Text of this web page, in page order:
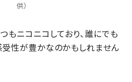
供）
もニコニコしており、誰にでも
性が豊かなのかもしれません